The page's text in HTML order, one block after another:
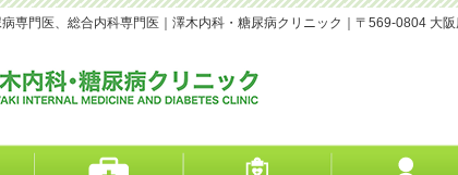
専門医、総合内科専門医｜澤木内科・糖尿病クリニック｜〒569-0804 大